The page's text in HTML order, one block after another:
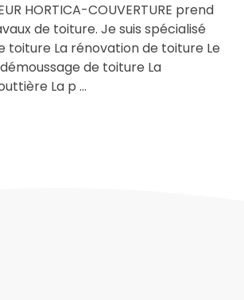
HORTICA-COUVERTURE prend
de toiture. Je suis spécialisé
toiture La rénovation de toiture Le
de toiture La
La p ...